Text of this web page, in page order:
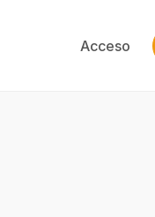
Acceso